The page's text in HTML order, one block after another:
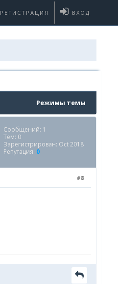
ВХОД
РЕГИСТРАЦИЯ
Режимы темы
Сообщений: 1
Тем: 0
Зарегистрирован: Oct 2018
Репутация: 0
#8